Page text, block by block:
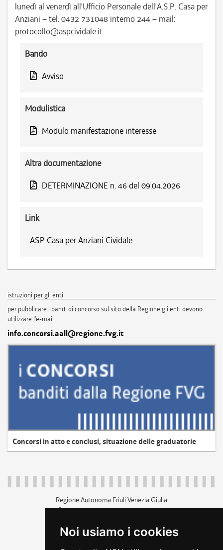
Noi usiamo i cookies
lunedì al venerdì all’Ufficio Personale dell’A.S.P. Casa per
Anziani – tel. 0432 731048 interno 244 – mail:
protocollo@aspcividale.it.
Bando
Avviso
Modulistica
Modulo manifestazione interesse
Altra documentazione
DETERMINAZIONE n. 46 del 09.04.2026
Link
ASP Casa per Anziani Cividale
istruzioni per gli enti
per pubblicare i bandi di concorso sul sito della Regione gli enti devono
utilizzare l'e-mail
info.concorsi.aall@regione.fvg.it
Concorsi in atto e conclusi, situazione delle graduatorie
Regione Autonoma Friuli Venezia Giulia
c.f. 80014930327; p.iva 00526040324
+39 040 3771111